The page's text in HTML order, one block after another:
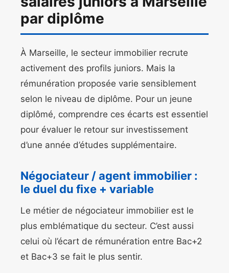
par diplôme
À Marseille, le secteur immobilier recrute
activement des profils juniors. Mais la
rémunération proposée varie sensiblement
selon le niveau de diplôme. Pour un jeune
diplômé, comprendre ces écarts est essentiel
pour évaluer le retour sur investissement
d’une année d’études supplémentaire.
Négociateur / agent immobilier :
le duel du fixe + variable
Le métier de négociateur immobilier est le
plus emblématique du secteur. C’est aussi
celui où l’écart de rémunération entre Bac+2
et Bac+3 se fait le plus sentir.